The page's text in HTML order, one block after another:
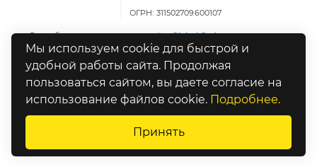
ОГРН: 311502709600107
Разработка и продвижение сайтаGlobal Code
Карта сайта
Политика конфиденциальности
Оставьте отзыв о работе сайта
Мы используем cookie для быстрой и
удобной работы сайта. Продолжая
пользоваться сайтом, вы даете согласие на
использование файлов cookie. Подробнее.
Принять